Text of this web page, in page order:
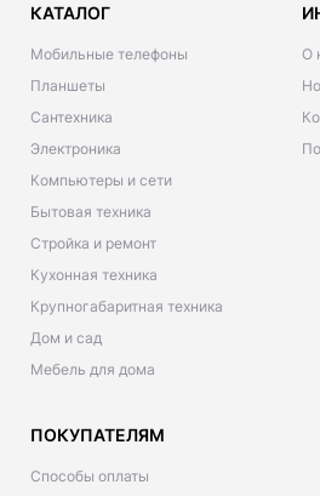
КАТАЛОГ
Мобильные телефоны
Планшеты
Сантехника
Электроника
Компьютеры и сети
Бытовая техника
Стройка и ремонт
Кухонная техника
Крупногабаритная техника
Дом и сад
Мебель для дома
О
ПОКУПАТЕЛЯМ
Способы оплаты